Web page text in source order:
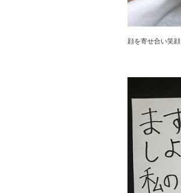
顔を寄せ合い笑